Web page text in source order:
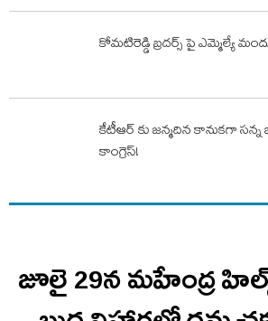
కోమటిరెడ్డి బ్రదర్స్ పై ఎమ్మెల్యే
కేటీఆర్ కు జన్మదిన కానుకగా
కాంగ్రెస్!
జూలై 29న మహేంద్ర